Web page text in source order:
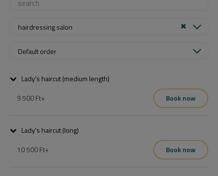
hairdressing salon
Default order
Lady's haircut (medium length)
9 500 Ft+ Book now
Lady's haircut (long)
10 500 Ft+ Book now